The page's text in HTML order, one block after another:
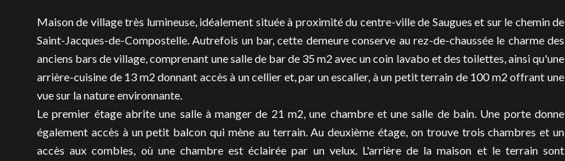
Maison de village très lumineuse, idéalement située à proximité du centre-ville de Saugues et sur le chemin de
Saint-Jacques-de-Compostelle. Autrefois un bar, cette demeure conserve au rez-de-chaussée le charme des
anciens bars de village, comprenant une salle de bar de 35 m2 avec un coin lavabo et des toilettes, ainsi qu'une
arrière-cuisine de 13 m2 donnant accès à un cellier et, par un escalier, à un petit terrain de 100 m2 offrant une
vue sur la nature environnante.
Le premier étage abrite une salle à manger de 21 m2, une chambre et une salle de bain. Une porte donne
également accès à un petit balcon qui mène au terrain. Au deuxième étage, on trouve trois chambres et un
accès aux combles, où une chambre est éclairée par un velux. L'arrière de la maison et le terrain sont